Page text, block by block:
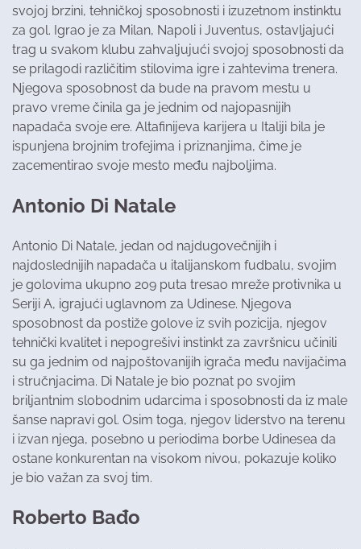
svojoj brzini, tehničkoj sposobnosti i izuzetnom instinktu
za gol. Igrao je za Milan, Napoli i Juventus, ostavljajući
trag u svakom klubu zahvaljujući svojoj sposobnosti da
se prilagodi različitim stilovima igre i zahtevima trenera.
Njegova sposobnost da bude na pravom mestu u
pravo vreme činila ga je jednim od najopasnijih
napadača svoje ere. Altafinijeva karijera u Italiji bila je
ispunjena brojnim trofejima i priznanjima, čime je
zacementirao svoje mesto među najboljima.
Antonio Di Natale
Antonio Di Natale, jedan od najdugovečnijih i
najdoslednijih napadača u italijanskom fudbalu, svojim
je golovima ukupno 209 puta tresao mreže protivnika u
Seriji A, igrajući uglavnom za Udinese. Njegova
sposobnost da postiže golove iz svih pozicija, njegov
tehnički kvalitet i nepogrešivi instinkt za završnicu učinili
su ga jednim od najpoštovanijih igrača među navijačima
i stručnjacima. Di Natale je bio poznat po svojim
briljantnim slobodnim udarcima i sposobnosti da iz male
šanse napravi gol. Osim toga, njegov liderstvo na terenu
i izvan njega, posebno u periodima borbe Udinesea da
ostane konkurentan na visokom nivou, pokazuje koliko
je bio važan za svoj tim.
Roberto Bađo